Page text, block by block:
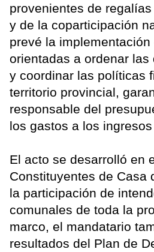
provenientes de
y de la coparticipación
prevé la
orientadas a ordenar las
y coordinar las políticas
territorio provincial,
responsable del
los gastos a los
El acto se desarrolló en
Constituyentes de Casa
la participación de
comunales de toda la
marco, el mandatario
resultados del Plan de